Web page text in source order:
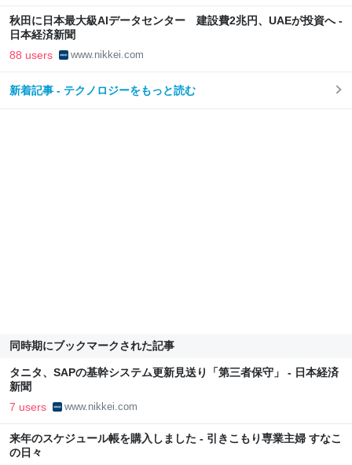
秋田に日本最大級AIデータセンター 建設費2兆円、UAEが投資へ -
日本経済新聞
88 users www.nikkei.com
新着記事 - テクノロジーをもっと読む
同時期にブックマークされた記事
タニタ、SAPの基幹システム更新見送り「第三者保守」 - 日本経済
新聞
7 users www.nikkei.com
来年のスケジュール帳を購入しました - 引きこもり専業主婦 すなこ
の日々